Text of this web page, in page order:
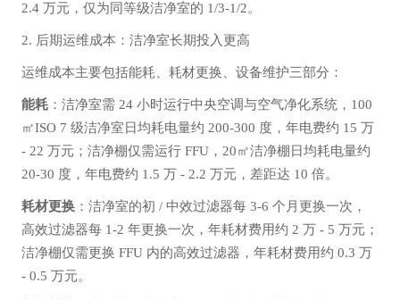
2.4 万元，仅为同等级洁净室的 1/3-1/2。
2. 后期运维成本：洁净室长期投入更高
运维成本主要包括能耗、耗材更换、设备维护三部分：
能耗：洁净室需 24 小时运行中央空调与空气净化系统，100
㎡ISO 7 级洁净室日均耗电量约 200-300 度，年电费约 15 万
- 22 万元；洁净棚仅需运行 FFU，20㎡洁净棚日均耗电量约
20-30 度，年电费约 1.5 万 - 2.2 万元，差距达 10 倍。
耗材更换：洁净室的初 / 中效过滤器每 3-6 个月更换一次，
高效过滤器每 1-2 年更换一次，年耗材费用约 2 万 - 5 万元；
洁净棚仅需更换 FFU 内的高效过滤器，年耗材费用约 0.3 万
- 0.5 万元。